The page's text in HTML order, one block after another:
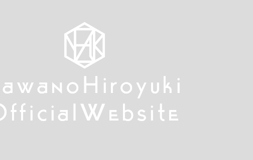
wanoHiroyuki
W ebsite
wanoHiroyuki
W ebsite